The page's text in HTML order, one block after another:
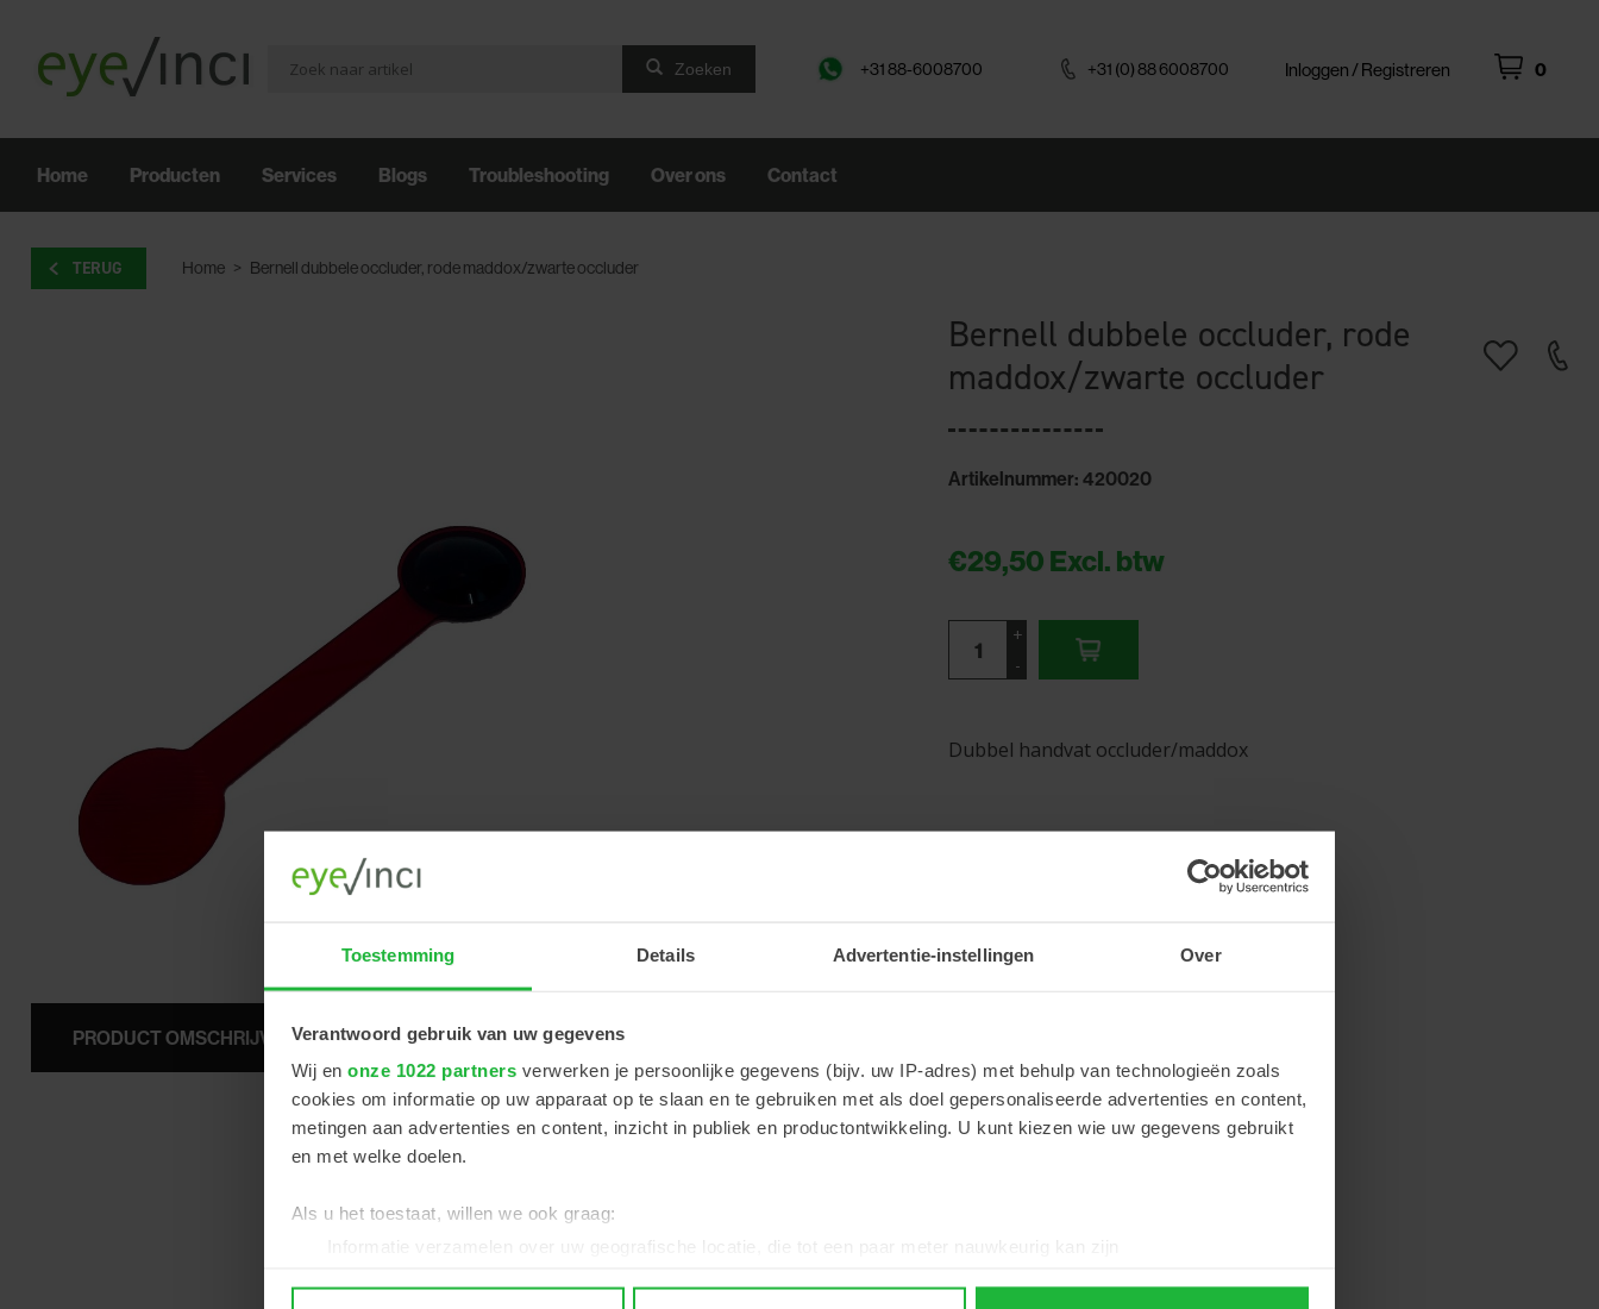
Toestemming Details Advertentie-instellingen Over
Verantwoord gebruik van uw gegevens
Wij en onze 1022 partners verwerken je persoonlijke gegevens (bijv. uw IP-adres) met behulp van technologieën zoals
cookies om informatie op uw apparaat op te slaan en te gebruiken met als doel gepersonaliseerde advertenties en content,
metingen aan advertenties en content, inzicht in publiek en productontwikkeling. U kunt kiezen wie uw gegevens gebruikt
en met welke doelen.
Als u het toestaat, willen we ook graag:
Informatie verzamelen over uw geografische locatie, die tot een paar meter nauwkeurig kan zijn
Zoeken +31 88-6008700 +31 (0) 88 6008700 Inloggen / Registreren 0
Home Producten Services Blogs Troubleshooting Over ons Contact
TERUG Home > Bernell dubbele occluder, rode maddox/zwarte occluder
PRODUCT OMSCHRIJVING
Bernell dubbele occluder, rode
maddox/zwarte occluder
Artikelnummer: 420020
€29,50 Excl. btw
+
-
Dubbel handvat occluder/maddox